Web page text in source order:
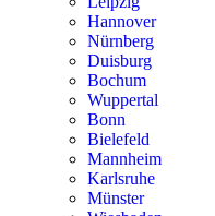
Hannover
Nürnberg
Duisburg
Bochum
Wuppertal
Bonn
Bielefeld
Mannheim
Karlsruhe
Münster